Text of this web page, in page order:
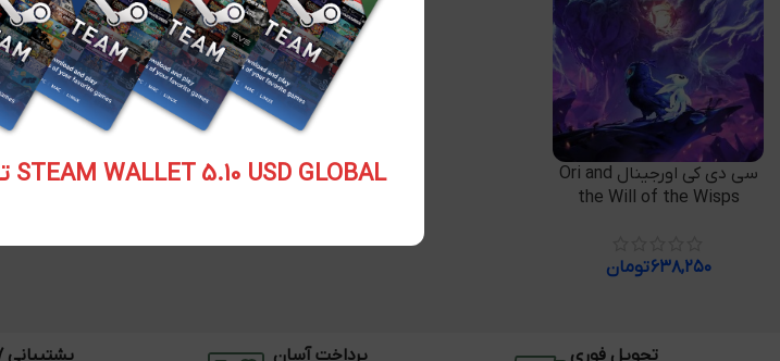
STEAM WALLET 5.10 USD GLOBAL تنها 288.000 تومان تحویل آنی افزودن به سبد خرید
سی دی کی اورجینال Ori and
the Will of the Wisps
۶۳۸,۲۵۰تومان
تحویل فوری پرداخت آسان پشتیبانی 24/7